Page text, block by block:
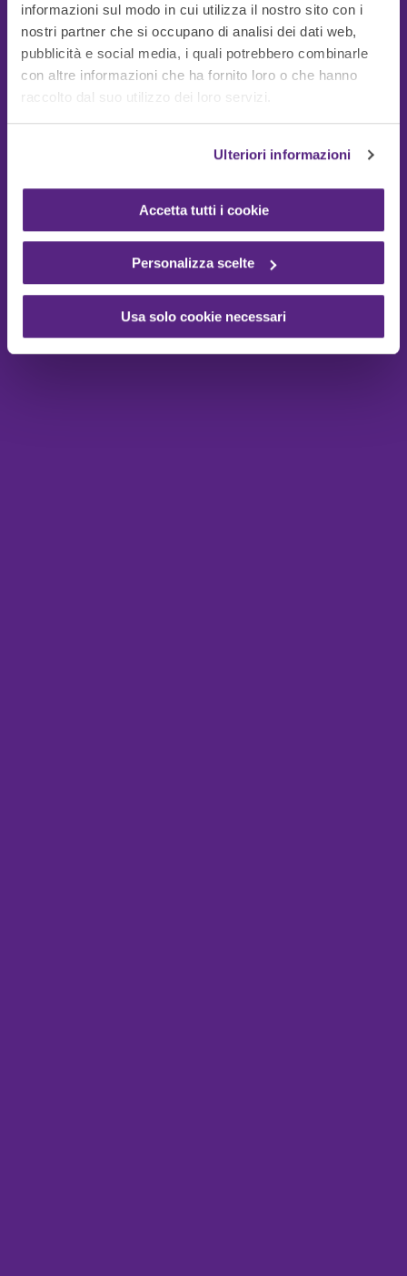
informazioni sul modo in cui utilizza il nostro sito con i
nostri partner che si occupano di analisi dei dati web,
pubblicità e social media, i quali potrebbero combinarle
con altre informazioni che ha fornito loro o che hanno
raccolto dal suo utilizzo dei loro servizi.
Ulteriori informazioni
Accetta tutti i cookie
Personalizza scelte
Usa solo cookie necessari
Guide Utili